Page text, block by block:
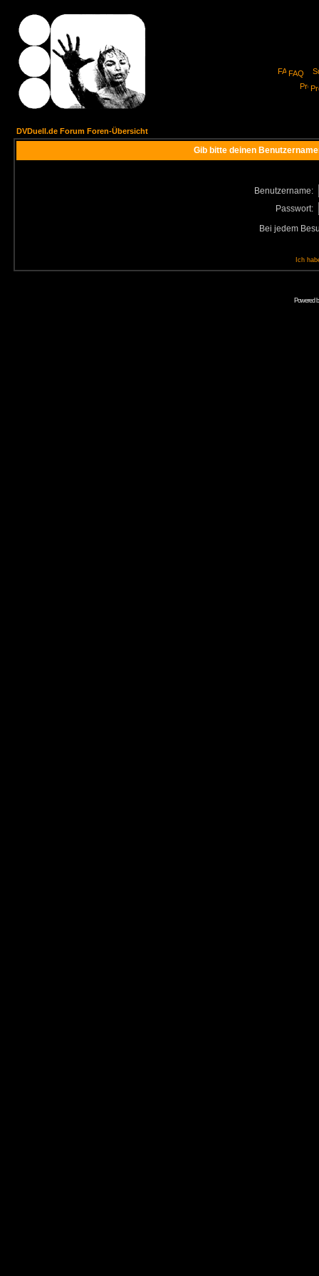
FAQ
DVDuell.de Forum Foren-Übersicht
Gib bitte deinen
Benutzername:
Passwort:
Bei jedem
Ich
Powered